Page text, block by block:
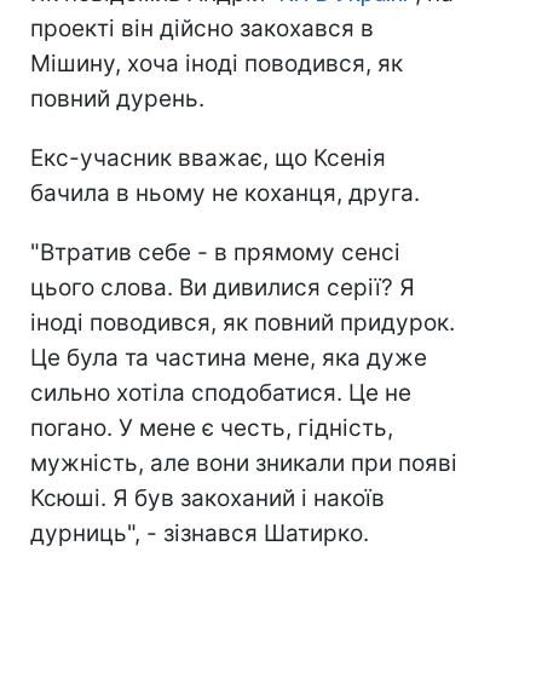
проекті він дійсно закохався в
Мішину, хоча іноді поводився, як
повний дурень.
Екс-учасник вважає, що Ксенія
бачила в ньому не коханця, друга.
"Втратив себе - в прямому сенсі
цього слова. Ви дивилися серії? Я
іноді поводився, як повний придурок.
Це була та частина мене, яка дуже
сильно хотіла сподобатися. Це не
погано. У мене є честь, гідність,
мужність, але вони зникали при появі
Ксюші. Я був закоханий і накоїв
дурниць", - зізнався Шатирко.